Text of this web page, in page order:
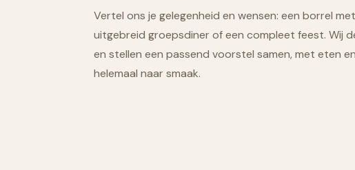
Vertel ons je gelegenheid en wensen: een borrel
uitgebreid groepsdiner of een compleet feest. Wij
en stellen een passend voorstel samen, met eten
helemaal naar smaak.